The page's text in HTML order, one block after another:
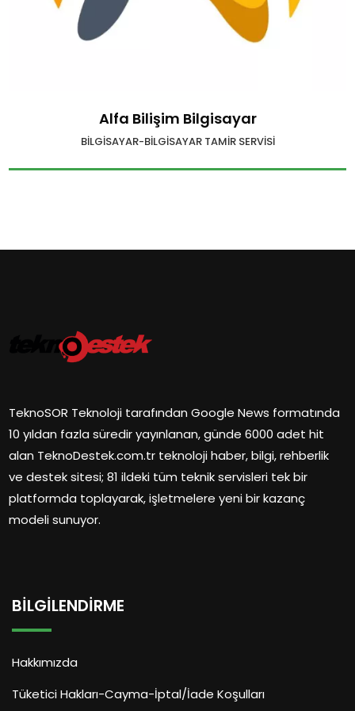
Alfa Bilişim Bilgisayar
BILGISAYAR-BILGISAYAR TAMIR SERVISI
TeknoSOR Teknoloji tarafından Google News formatında
10 yıldan fazla süredir yayınlanan, günde 6000 adet hit
alan TeknoDestek.com.tr teknoloji haber, bilgi, rehberlik
ve destek sitesi; 81 ildeki tüm teknik servisleri tek bir
platformda toplayarak, işletmelere yeni bir kazanç
modeli sunuyor.
BILGILENDIRME
Hakkımızda
Tüketici Hakları-Cayma-İptal/İade Koşulları